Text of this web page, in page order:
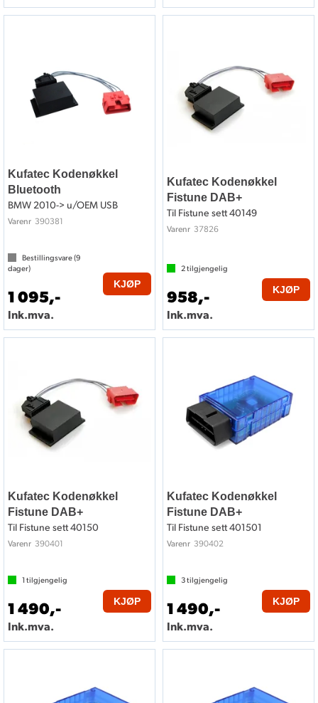
Kufatec Kodenøkkel
Bluetooth
BMW 2010-> u/OEM USB
Varenr 390381
Bestillingsvare (9
dager)
1 095,-
Ink.mva.
KJØP
Kufatec Kodenøkkel
Fistune DAB+
Til Fistune sett 40149
Varenr 37826
2tilgjengelig
958,-
Ink.mva.
KJØP
Kufatec Kodenøkkel
Fistune DAB+
Til Fistune sett 40150
Varenr 390401
1 tilgjengelig
1 490,-
Ink.mva.
KJØP
Kufatec Kodenøkkel
Fistune DAB+
Til Fistune sett 401501
Varenr 390402
3tilgjengelig
1 490,-
Ink.mva.
KJØP